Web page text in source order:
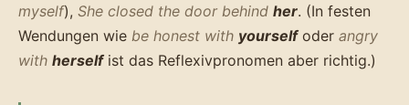
myself), She closed the door behind her. (In festen
Wendungen wie be honest with yourselfoder angry
with herselfist das Reflexivpronomen aber richtig.)